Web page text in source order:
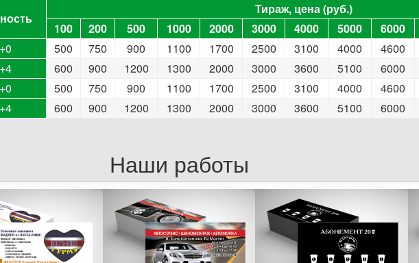
Тираж, цена (руб.)
100
200 500 1000 2000 3000 4000 5000 6000
500 750 900 1100 1700 2500 3100 4000 4600
600 900 1200 1300 2000 3000 3600 5100 6000
500 750 900 1100 1700 2500 3100 4000 4600
600 900 1200 1300 2000 3000 3600 5100 6000
Тираж, цена (руб.)
100
200 500 1000 2000 3000 4000 5000 6000
Наши работы